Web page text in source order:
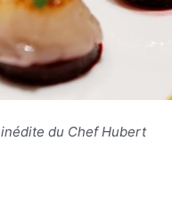
du Chef Hubert